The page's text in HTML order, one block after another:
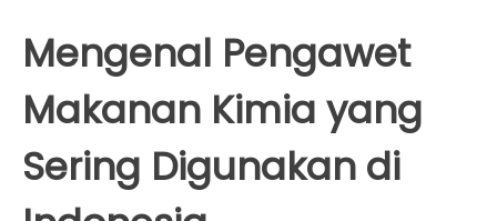
Mengenal Pengawet
Makanan Kimia yang
Sering Digunakan di